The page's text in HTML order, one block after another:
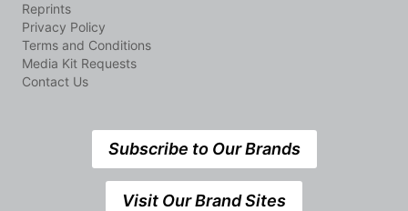
Reprints
Privacy Policy
Terms and Conditions
Media Kit Requests
Contact Us
Subscribe to Our Brands
Visit Our Brand Sites